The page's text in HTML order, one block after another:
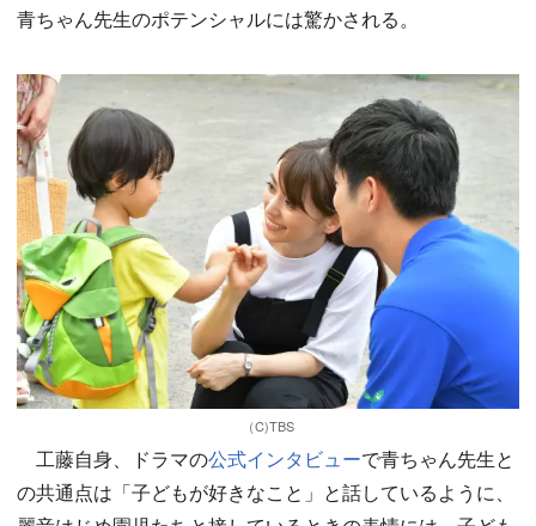
青ちゃん先生のポテンシャルには驚かされる。
（C)TBS
工藤自身、ドラマの公式インタビューで青ちゃん先生と
の共通点は「子どもが好きなこと」と話しているように、